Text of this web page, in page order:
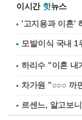
이시간 핫뉴스
'고지용과 이혼'
하리수 "이혼 내
차가원 "○○○ 까
르센느, 알고보